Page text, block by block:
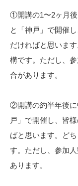
①開講の1〜2ヶ月後
と「神戸」で開催
だければと思いま
構です。ただし、
合があります。
②開講の約半年後に
戸」で開催し、皆
ばと思います。ど
す。ただし、参加
あります。